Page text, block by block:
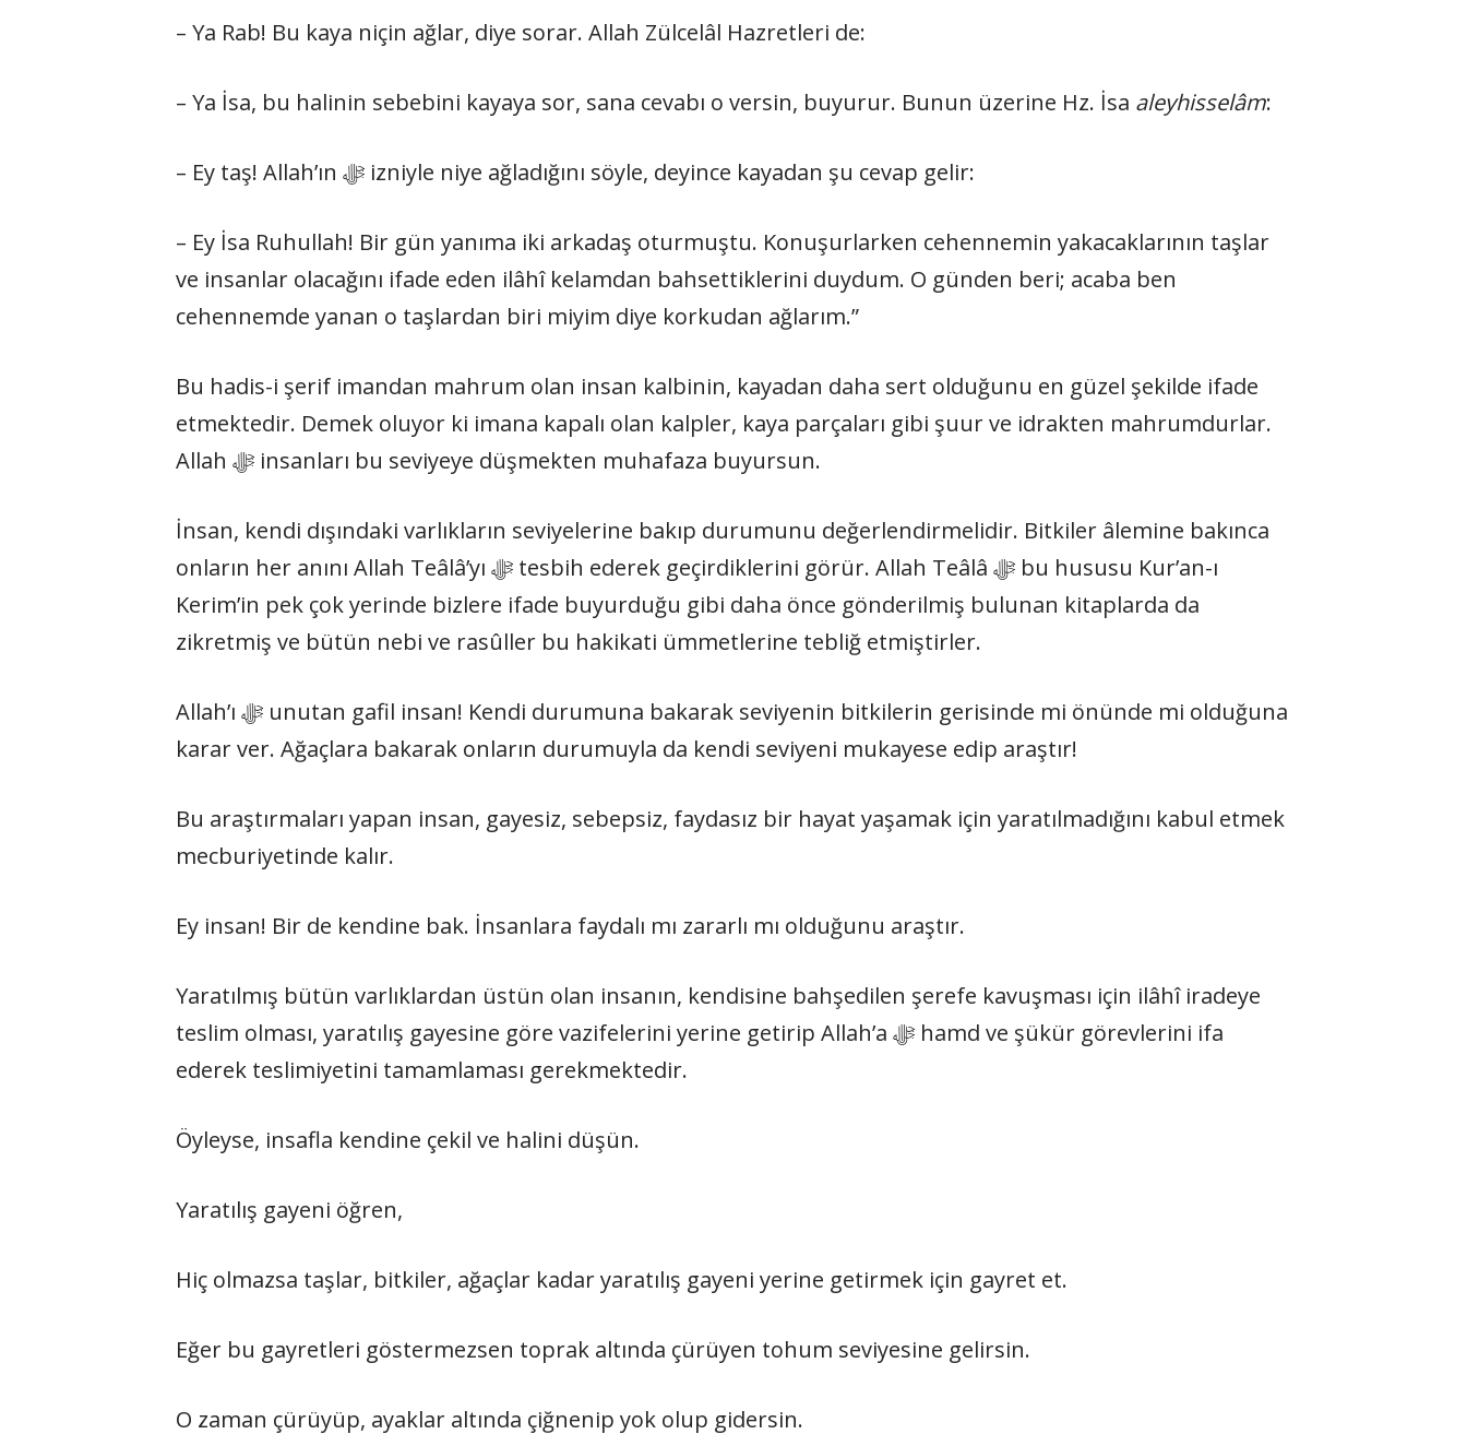
– Ya Rab! Bu kaya niçin ağlar, diye sorar. Allah Zülcelâl Hazretleri de:
– Ya İsa, bu halinin sebebini kayaya sor, sana cevabı o versin, buyurur. Bunun üzerine Hz. İsa aleyhisselâm:
– Ey taş! Allah’ın ﷻ izniyle niye ağladığını söyle, deyince kayadan şu cevap gelir:
– Ey İsa Ruhullah! Bir gün yanıma iki arkadaş oturmuştu. Konuşurlarken cehennemin yakacaklarının taşlar
ve insanlar olacağını ifade eden ilâhî kelamdan bahsettiklerini duydum. O günden beri; acaba ben
cehennemde yanan o taşlardan biri miyim diye korkudan ağlarım.”
Bu hadis-i şerif imandan mahrum olan insan kalbinin, kayadan daha sert olduğunu en güzel şekilde ifade
etmektedir. Demek oluyor ki imana kapalı olan kalpler, kaya parçaları gibi şuur ve idrakten mahrumdurlar.
Allah ﷻ insanları bu seviyeye düşmekten muhafaza buyursun.
İnsan, kendi dışındaki varlıkların seviyelerine bakıp durumunu değerlendirmelidir. Bitkiler âlemine bakınca
onların her anını Allah Teâlâ’yı ﷻ tesbih ederek geçirdiklerini görür. Allah Teâlâ ﷻ bu hususu Kur’an-ı
Kerim’in pek çok yerinde bizlere ifade buyurduğu gibi daha önce gönderilmiş bulunan kitaplarda da
zikretmiş ve bütün nebi ve rasûller bu hakikati ümmetlerine tebliğ etmiştirler.
Allah’ı ﷻ unutan gafil insan! Kendi durumuna bakarak seviyenin bitkilerin gerisinde mi önünde mi olduğuna
karar ver. Ağaçlara bakarak onların durumuyla da kendi seviyeni mukayese edip araştır!
Bu araştırmaları yapan insan, gayesiz, sebepsiz, faydasız bir hayat yaşamak için yaratılmadığını kabul etmek
mecburiyetinde kalır.
Ey insan! Bir de kendine bak. İnsanlara faydalı mı zararlı mı olduğunu araştır.
Yaratılmış bütün varlıklardan üstün olan insanın, kendisine bahşedilen şerefe kavuşması için ilâhî iradeye
teslim olması, yaratılış gayesine göre vazifelerini yerine getirip Allah’a ﷻ hamd ve şükür görevlerini ifa
ederek teslimiyetini tamamlaması gerekmektedir.
Öyleyse, insafla kendine çekil ve halini düşün.
Yaratılış gayeni öğren,
Hiç olmazsa taşlar, bitkiler, ağaçlar kadar yaratılış gayeni yerine getirmek için gayret et.
Eğer bu gayretleri göstermezsen toprak altında çürüyen tohum seviyesine gelirsin.
O zaman çürüyüp, ayaklar altında çiğnenip yok olup gidersin.